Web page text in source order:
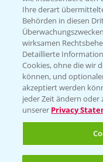
Ihre derart
Behörden in diesen
wirksamen
Detaillierte
Cookies, ohne die wir
können, und
akzeptiert werden
jeder Zeit ändern oder
unserer Privacy